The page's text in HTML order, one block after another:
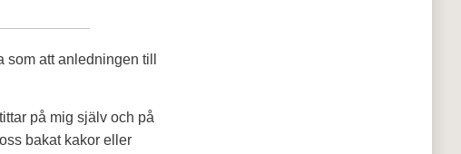
att anledningen till
på mig själv och på
bakat kakor eller